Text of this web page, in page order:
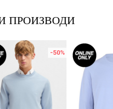
ПРОИЗВОДИ
-50%